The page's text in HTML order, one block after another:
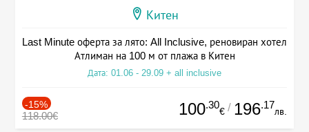
Китен
Last Minute оферта за лято: All Inclusive, реновиран хотел
Атлиман на 100 м от плажа в Китен
Дата: 01.06 - 29.09 + all inclusive
-15%
118.00€ 100.30
€ / 196.17
лв.